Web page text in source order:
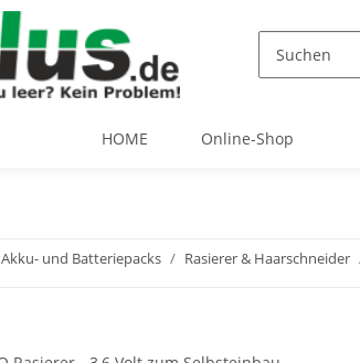
HOME Online-Shop
Akku- und Batteriepacks Rasierer & Haarschneider